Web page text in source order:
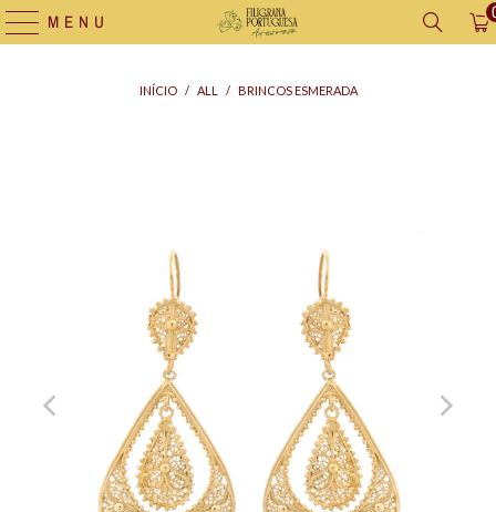
MENU
INÍCIO / ALL / BRINCOS ESMERADA